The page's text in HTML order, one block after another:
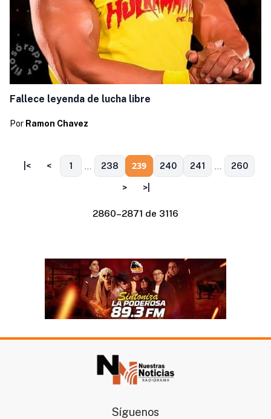
Fallece leyenda de lucha libre
Por Ramon Chavez
|< < 1 … 238 239 240 241 … 260
> >|
2860–2871 de 3116
Síguenos